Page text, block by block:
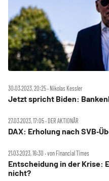
30.03.2023, 20:25 ‧ Nikolas Kessler
Jetzt spricht Biden:
27.03.2023, 17:05 ‧ DER AKTIONÄR
DAX: Erholung nach
21.03.2023, 16:30 ‧ von Financial Times
Entscheidung in der Krise:
nicht?